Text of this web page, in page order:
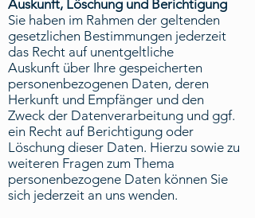
Auskunft, Löschung und Berichtigung
Sie haben im Rahmen der geltenden
gesetzlichen Bestimmungen jederzeit
das Recht auf unentgeltliche
Auskunft über Ihre gespeicherten
personenbezogenen Daten, deren
Herkunft und Empfänger und den
Zweck der Datenverarbeitung und ggf.
ein Recht auf Berichtigung oder
Löschung dieser Daten. Hierzu sowie zu
weiteren Fragen zum Thema
personenbezogene Daten können Sie
sich jederzeit an uns wenden.